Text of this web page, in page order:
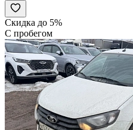
Скидка до 5%
С пробегом